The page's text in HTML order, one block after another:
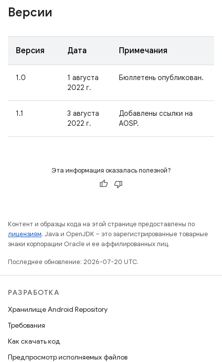
Версии
Версия Дата Примечания
1.0
1 августа
2022 г.
Бюллетень опубликован.
1.1
3 августа
2022 г.
Добавлены ссылки на
AOSP.
Эта информация оказалась полезной?
Контент и образцы кода на этой странице предоставлены по
лицензиям. Java и OpenJDK – это зарегистрированные товарные
знаки корпорации Oracle и ее аффилированных лиц.
Последнее обновление: 2026-07-20 UTC.
РАЗРАБОТКА
Хранилище Android Repository
Требования
Как скачать код
Предпросмотр исполняемых файлов